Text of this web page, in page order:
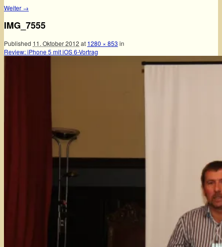
Weiter →
IMG_7555
Published 11. Oktober 2012 at 1280 × 853 in
Review: iPhone 5 mit iOS 6-Vortrag